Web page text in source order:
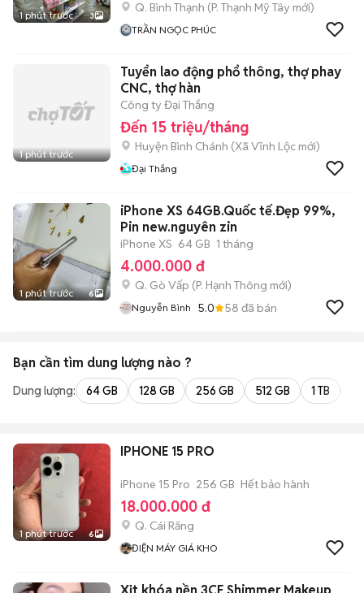
1 phút trước 3
Q. Bình Thạnh (P. Thạnh Mỹ Tây mới)
TRẦN NGỌC PHÚC
1 phút trước
Tuyển lao động phổ thông, thợ phay
CNC, thợ hàn
Công ty Đại Thắng
Đến 15 triệu/tháng
Huyện Bình Chánh (Xã Vĩnh Lộc mới)
Đại Thắng
1 phút trước 6
iPhone XS 64GB.Quốc tế.Đẹp 99%,
Pin new.nguyên zin
iPhone XS 64 GB 1 tháng
4.000.000 đ
Q. Gò Vấp (P. Hạnh Thông mới)
Nguyễn Bình 5.0 58 đã bán
Bạn cần tìm dung lượng nào ?
Dung lượng: 64 GB 128 GB 256 GB 512 GB 1 TB
1 phút trước 6
IPHONE 15 PRO
iPhone 15 Pro 256 GB Hết bảo hành
18.000.000 đ
Q. Cái Răng
ĐIỆN MÁY GIÁ KHO